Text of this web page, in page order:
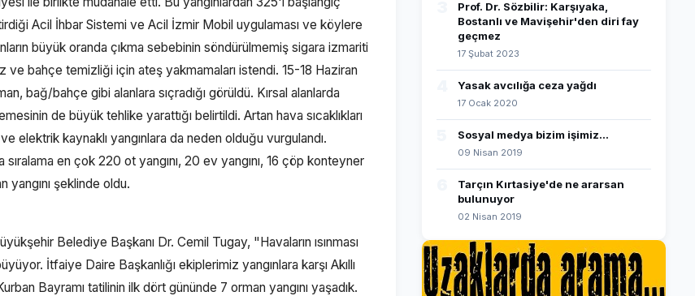
Acil İhbar Sistemi ve Acil İzmir Mobil uygulaması ve köylere
büyük oranda çıkma sebebinin söndürülmemiş sigara izmariti
ve bahçe temizliği için ateş yakmamaları istendi. 15-18 Haziran
bağ/bahçe gibi alanlara sıçradığı görüldü. Kırsal alanlarda
de büyük tehlike yarattığı belirtildi. Artan hava sıcaklıkları
elektrik kaynaklı yangınlara da neden olduğu vurgulandı.
sıralama en çok 220 ot yangını, 20 ev yangını, 16 çöp konteyner
yangını şeklinde oldu.
Belediye Başkanı Dr. Cemil Tugay, "Havaların ısınması
İtfaiye Daire Başkanlığı ekiplerimiz yangınlara karşı Akıllı
Bayramı tatilinin ilk dört gününde 7 orman yangını yaşadık.
Prof. Dr. Sözbilir: Karşıyaka,
Bostanlı ve Mavişehir'den diri fay
geçmez
17 Şubat 2023
Yasak avcılığa ceza yağdı
17 Ocak 2020
Sosyal medya bizim işimiz...
09 Nisan 2019
Tarçın Kırtasiye'de ne ararsan
bulunuyor
02 Nisan 2019